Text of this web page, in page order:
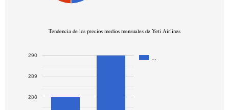
Tendencia de los precios medios mensuales de Yeti Airlines
288
289
290